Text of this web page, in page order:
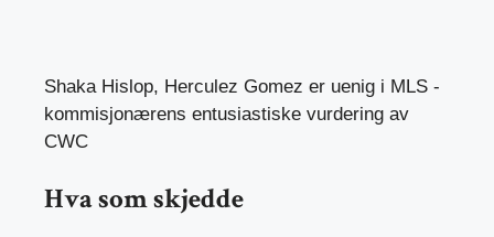
Shaka Hislop, Herculez Gomez er uenig i MLS -
kommisjonærens entusiastiske vurdering av
CWC
Hva som skjedde